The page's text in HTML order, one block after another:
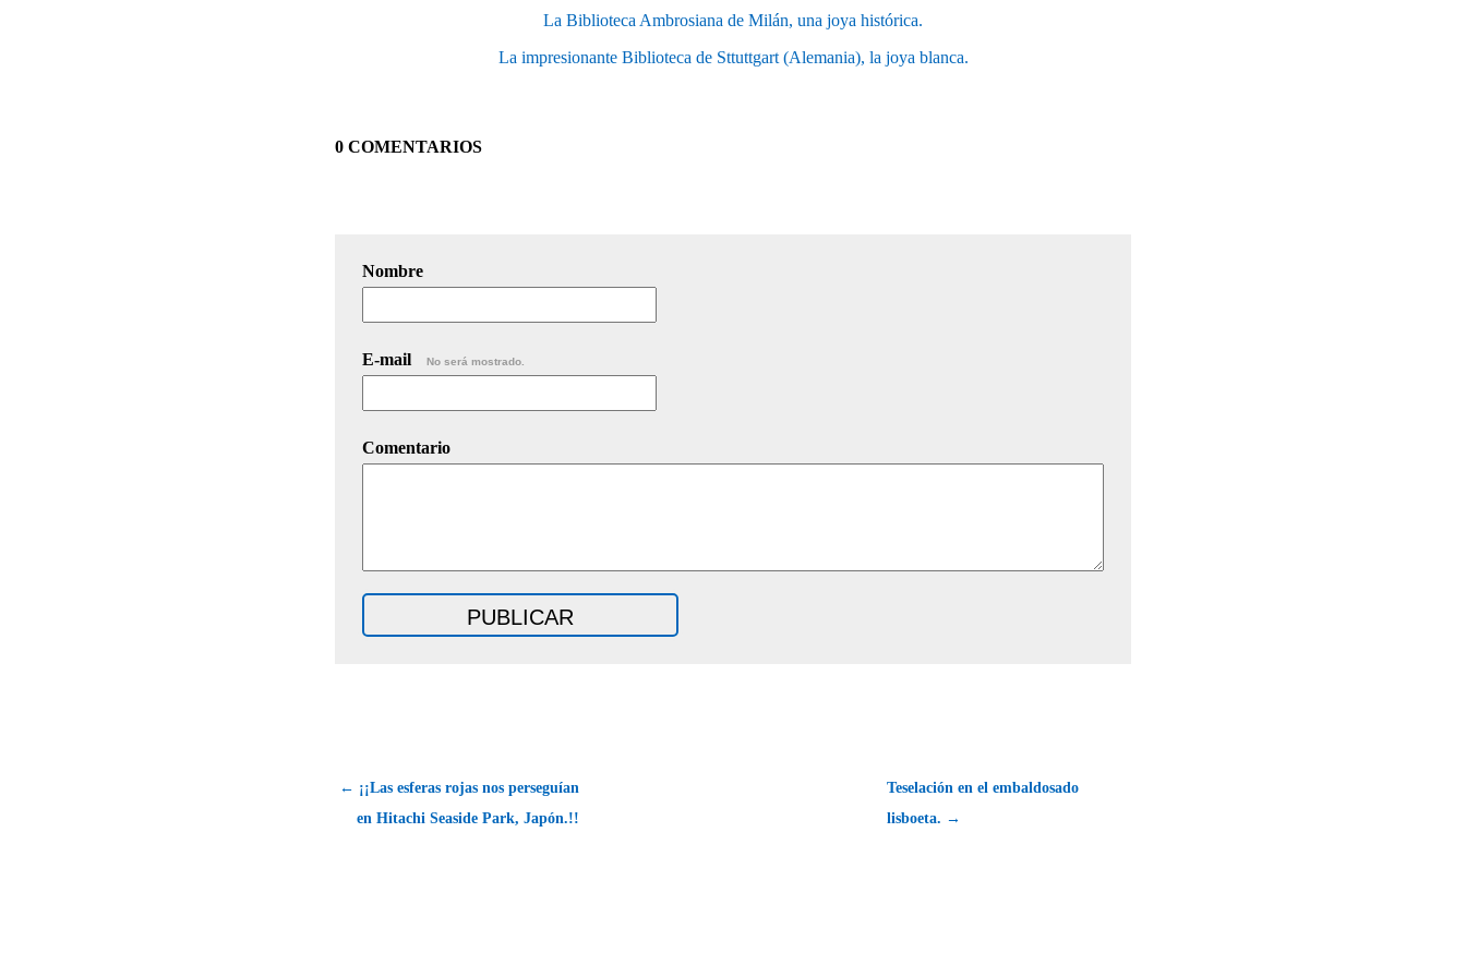
La Biblioteca Ambrosiana de Milán, una joya histórica.
La impresionante Biblioteca de Sttuttgart (Alemania), la joya blanca.
0 COMENTARIOS
Nombre
E-mail No será mostrado.
Comentario
← ¡¡Las esferas rojas nos perseguían
en Hitachi Seaside Park, Japón.!!
Teselación en el embaldosado
lisboeta. →